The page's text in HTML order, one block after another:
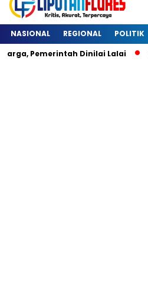
NASIONAL REGIONAL POLITIK
Pemerintah Dinilai Lalai